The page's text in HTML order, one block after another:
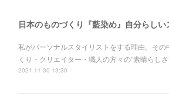
私がパーソナルスタイリストをする理由。そ
くり・クリエイター・職人の方々の”素晴らしさ
2021.11.30 13:30